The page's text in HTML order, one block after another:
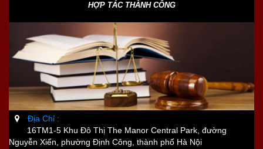
HỢP TÁC THÀNH CÔNG
Địa Chỉ :
16TM1-5 Khu Đô Thị The Manor Central Park, đường
Nguyễn Xiển, phường Định Công, thành phố Hà Nội